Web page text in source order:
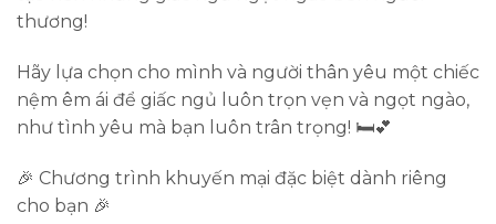
thương!
Hãy lựa chọn cho mình và người thân yêu một chiếc
nệm êm ái để giấc ngủ luôn trọn vẹn và ngọt ngào,
như tình yêu mà bạn luôn trân trọng! 🛏️💕
🎉 Chương trình khuyến mại đặc biệt dành riêng
cho bạn 🎉